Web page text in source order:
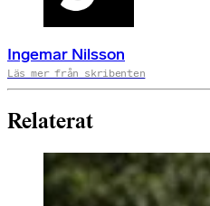
Ingemar Nilsson
Läs mer från skribenten
Relaterat